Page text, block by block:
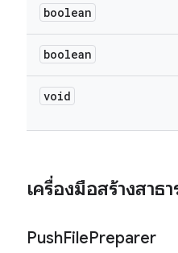
boolean
boolean
void
เครื่องมือสร้างสาธ
PushFilePreparer